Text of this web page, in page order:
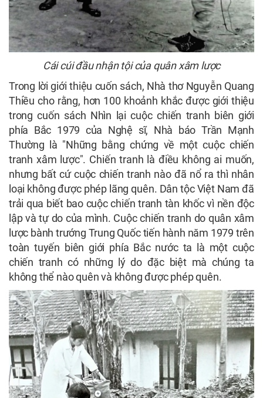
Cái cúi đầu nhận tội của quân xâm lược
Trong lời giới thiệu cuốn sách, Nhà thơ Nguyễn Quang
Thiều cho rằng, hơn 100 khoảnh khắc được giới thiệu
trong cuốn sách Nhìn lại cuộc chiến tranh biên giới
phía Bắc 1979 của Nghệ sĩ, Nhà báo Trần Mạnh
Thường là "Những bằng chứng về một cuộc chiến
tranh xâm lược". Chiến tranh là điều không ai muốn,
nhưng bất cứ cuộc chiến tranh nào đã nổ ra thì nhân
loại không được phép lãng quên. Dân tộc Việt Nam đã
trải qua biết bao cuộc chiến tranh tàn khốc vì nền độc
lập và tự do của mình. Cuộc chiến tranh do quân xâm
lược bành trướng Trung Quốc tiến hành năm 1979 trên
toàn tuyến biên giới phía Bắc nước ta là một cuộc
chiến tranh có những lý do đặc biệt mà chúng ta
không thể nào quên và không được phép quên.